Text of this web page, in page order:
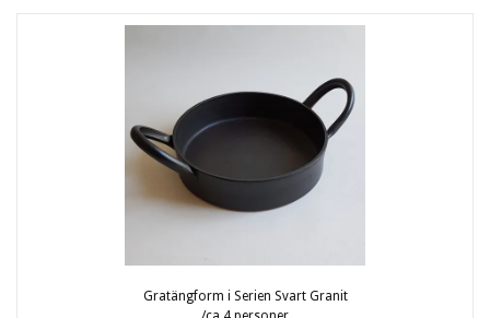
Gratängform i Serien Svart Granit